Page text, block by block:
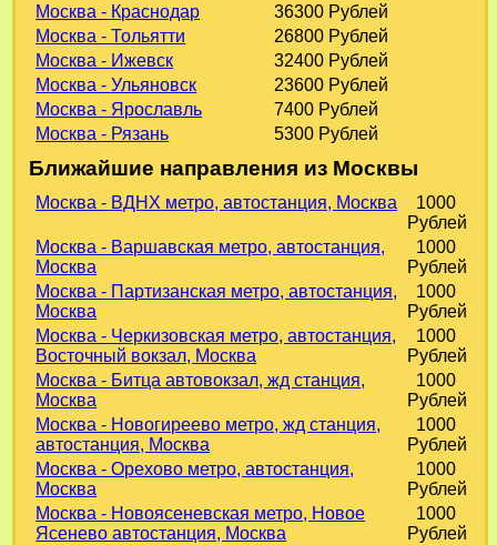
Москва - Краснодар
36300 Рублей
Москва - Тольятти
26800 Рублей
Москва - Ижевск
32400 Рублей
Москва - Ульяновск
23600 Рублей
Москва - Ярославль
7400 Рублей
Москва - Рязань
5300 Рублей
Ближайшие направления из Москвы
Москва - ВДНХ метро, автостанция, Москва
1000
Рублей
Москва - Варшавская метро, автостанция,
Москва
1000
Рублей
Москва - Партизанская метро, автостанция,
Москва
1000
Рублей
Москва - Черкизовская метро, автостанция,
Восточный вокзал, Москва
1000
Рублей
Москва - Битца автовокзал, жд станция,
Москва
1000
Рублей
Москва - Новогиреево метро, жд станция,
автостанция, Москва
1000
Рублей
Москва - Орехово метро, автостанция,
Москва
1000
Рублей
Москва - Новоясеневская метро, Новое
Ясенево автостанция, Москва
1000
Рублей